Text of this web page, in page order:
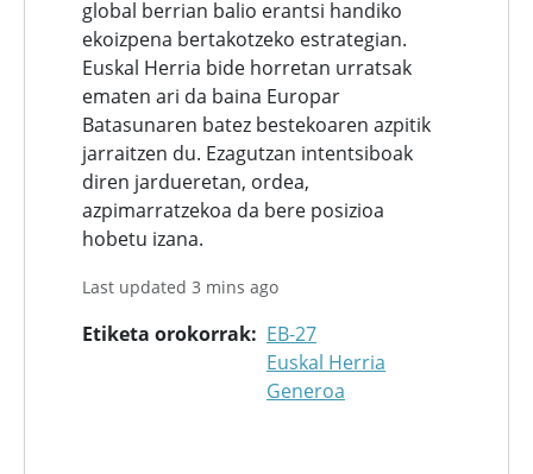
global berrian balio erantsi handiko
ekoizpena bertakotzeko estrategian.
Euskal Herria bide horretan urratsak
ematen ari da baina Europar
Batasunaren batez bestekoaren azpitik
jarraitzen du. Ezagutzan intentsiboak
diren jardueretan, ordea,
azpimarratzekoa da bere posizioa
hobetu izana.
Last updated 3 mins ago
Etiketa orokorrak
EB-27
Euskal Herria
Generoa